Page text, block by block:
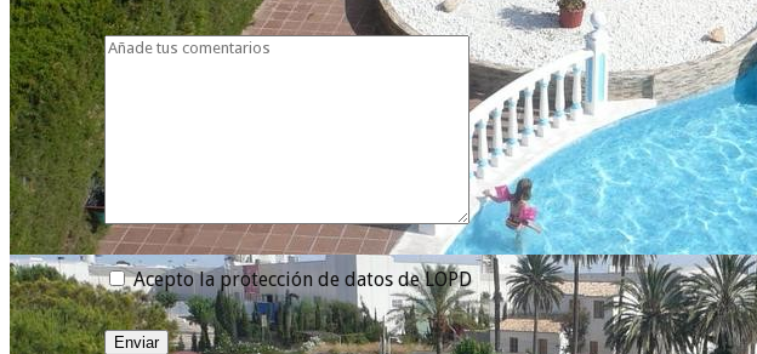
Acepto la protección de datos de LOPD
Enviar